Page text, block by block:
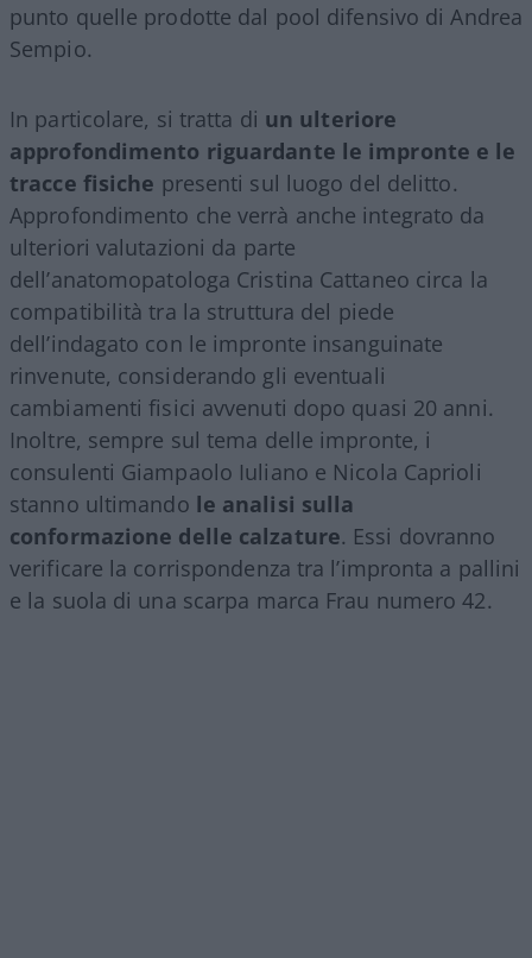
punto quelle prodotte dal pool difensivo di Andrea
Sempio.
In particolare, si tratta di un ulteriore
approfondimento riguardante le impronte e le
tracce fisiche presenti sul luogo del delitto.
Approfondimento che verrà anche integrato da
ulteriori valutazioni da parte
dell’anatomopatologa Cristina Cattaneo circa la
compatibilità tra la struttura del piede
dell’indagato con le impronte insanguinate
rinvenute, considerando gli eventuali
cambiamenti fisici avvenuti dopo quasi 20 anni.
Inoltre, sempre sul tema delle impronte, i
consulenti Giampaolo Iuliano e Nicola Caprioli
stanno ultimando le analisi sulla
conformazione delle calzature. Essi dovranno
verificare la corrispondenza tra l’impronta a pallini
e la suola di una scarpa marca Frau numero 42.